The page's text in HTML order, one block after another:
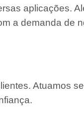
aplicações.
a demanda de
Atuamos